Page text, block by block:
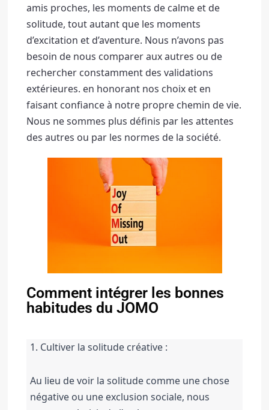
amis proches, les moments de calme et de
solitude, tout autant que les moments
d’excitation et d’aventure. Nous n’avons pas
besoin de nous comparer aux autres ou de
rechercher constamment des validations
extérieures. en honorant nos choix et en
Nous ne sommes plus définis par les attentes
des autres ou par les normes de la société.
Comment intégrer les bonnes
habitudes du JOMO
1. Cultiver la solitude créative :
Au lieu de voir la solitude comme une chose
négative ou une exclusion sociale, nous